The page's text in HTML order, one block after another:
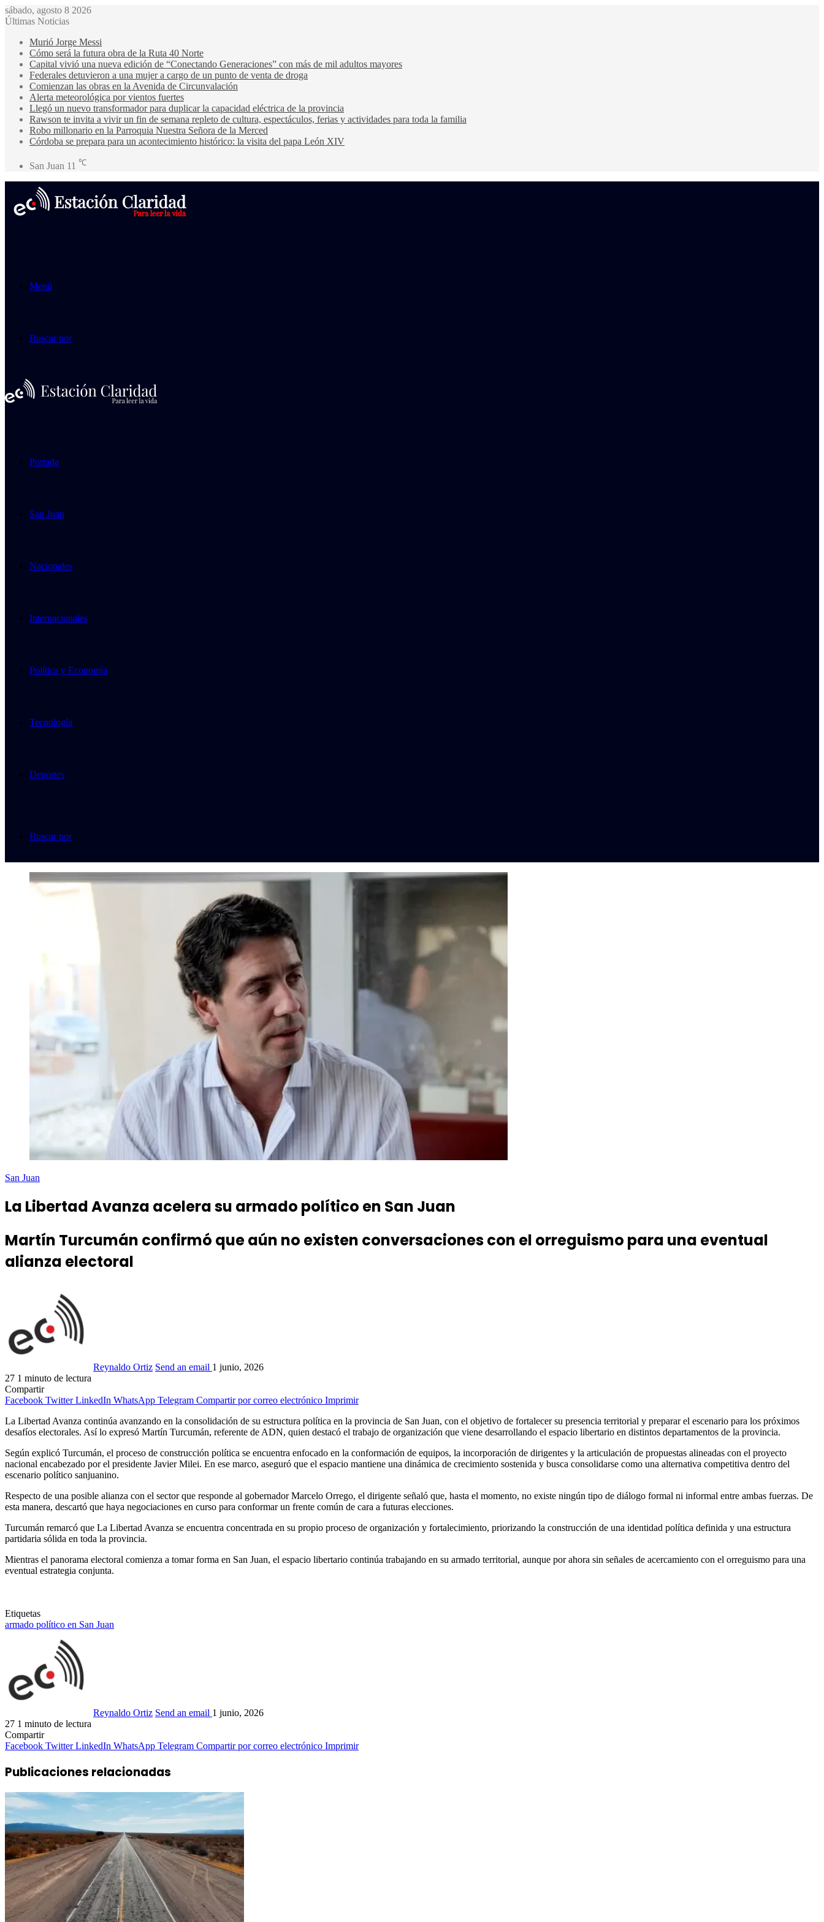
sábado, agosto 8 2026
Últimas Noticias
Murió Jorge Messi
Cómo será la futura obra de la Ruta 40 Norte
Capital vivió una nueva edición de “Conectando Generaciones” con más de mil adultos mayores
Federales detuvieron a una mujer a cargo de un punto de venta de droga
Comienzan las obras en la Avenida de Circunvalación
Alerta meteorológica por vientos fuertes
Llegó un nuevo transformador para duplicar la capacidad eléctrica de la provincia
Rawson te invita a vivir un fin de semana repleto de cultura, espectáculos, ferias y actividades para toda la familia
Robo millonario en la Parroquia Nuestra Señora de la Merced
Córdoba se prepara para un acontecimiento histórico: la visita del papa León XIV
San Juan 11 ℃
Menú
Buscar por
Portada
San Juan
Nacionales
Internacionales
Política y Economía
Tecnología
Deportes
Buscar por
San Juan
La Libertad Avanza acelera su armado político en San Juan
Martín Turcumán confirmó que aún no existen conversaciones con el orreguismo para una eventual
alianza electoral
Reynaldo Ortiz Send an email 1 junio, 2026
27 1 minuto de lectura
Compartir
Facebook Twitter LinkedIn WhatsApp Telegram Compartir por correo electrónico Imprimir
La Libertad Avanza continúa avanzando en la consolidación de su estructura política en la provincia de San Juan, con el objetivo de fortalecer su presencia territorial y preparar el escenario para los próximos
desafíos electorales. Así lo expresó Martín Turcumán, referente de ADN, quien destacó el trabajo de organización que viene desarrollando el espacio libertario en distintos departamentos de la provincia.
Según explicó Turcumán, el proceso de construcción política se encuentra enfocado en la conformación de equipos, la incorporación de dirigentes y la articulación de propuestas alineadas con el proyecto
nacional encabezado por el presidente Javier Milei. En ese marco, aseguró que el espacio mantiene una dinámica de crecimiento sostenida y busca consolidarse como una alternativa competitiva dentro del
escenario político sanjuanino.
Respecto de una posible alianza con el sector que responde al gobernador Marcelo Orrego, el dirigente señaló que, hasta el momento, no existe ningún tipo de diálogo formal ni informal entre ambas fuerzas. De
esta manera, descartó que haya negociaciones en curso para conformar un frente común de cara a futuras elecciones.
Turcumán remarcó que La Libertad Avanza se encuentra concentrada en su propio proceso de organización y fortalecimiento, priorizando la construcción de una identidad política definida y una estructura
partidaria sólida en toda la provincia.
Mientras el panorama electoral comienza a tomar forma en San Juan, el espacio libertario continúa trabajando en su armado territorial, aunque por ahora sin señales de acercamiento con el orreguismo para una
eventual estrategia conjunta.
Etiquetas
armado político en San Juan
Reynaldo Ortiz Send an email 1 junio, 2026
27 1 minuto de lectura
Compartir
Facebook Twitter LinkedIn WhatsApp Telegram Compartir por correo electrónico Imprimir
Publicaciones relacionadas